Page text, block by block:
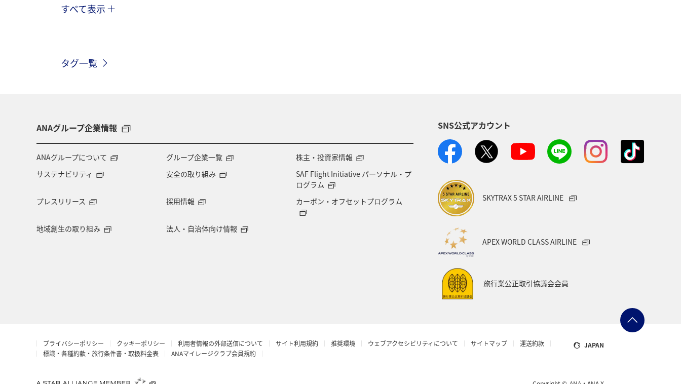
アメリカ
オーストラリア
すべて表示
タグ一覧
ANAグループ企業情報
ANAグループについて グループ企業一覧
株主・投資家情報
サステナビリティ
安全の取り組み
SAF Flight Initiative パーソナル・プ
ログラム
プレスリリース
採用情報 カーボン・オフセットプログラム
地域創生の取り組み 法人・自治体向け情報
SNS公式アカウント
SKYTRAX 5 STAR AIRLINE
APEX WORLD CLASS AIRLINE
旅行業公正取引協議会会員
プライバシーポリシー クッキーポリシー 利用者情報の外部送信について サイト利用規約 推奨環境 ウェブアクセシビリティについて サイトマップ
運送約款
標識・各種約款・旅行条件書・取扱料金表
ANAマイレージクラブ会員規約
JAPAN